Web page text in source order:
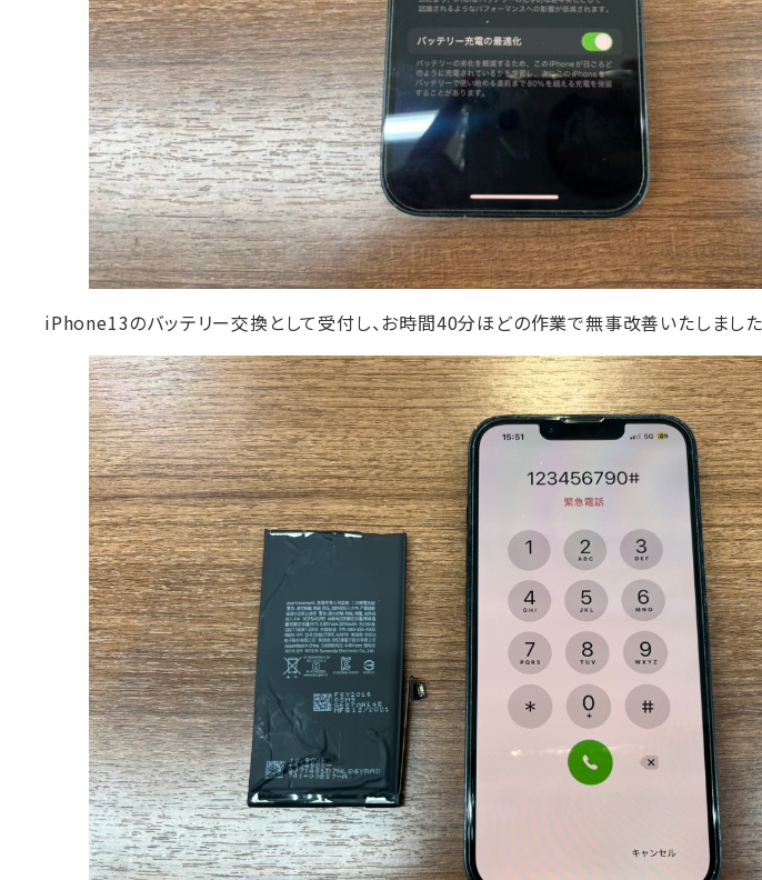
iPhone13のバッテリー交換として受付し、お時間40分ほどの作業で無事改善いたしました